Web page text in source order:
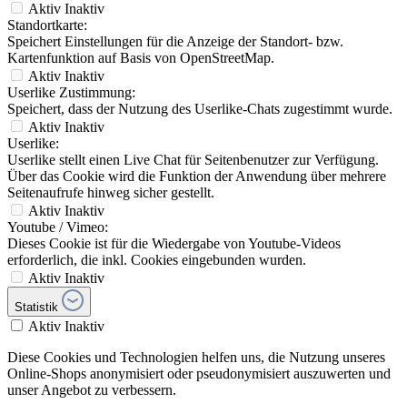
Aktiv Inaktiv
Standortkarte:
Speichert Einstellungen für die Anzeige der Standort- bzw.
Kartenfunktion auf Basis von OpenStreetMap.
Aktiv Inaktiv
Userlike Zustimmung:
Speichert, dass der Nutzung des Userlike-Chats zugestimmt wurde.
Aktiv Inaktiv
Userlike:
Userlike stellt einen Live Chat für Seitenbenutzer zur Verfügung.
Über das Cookie wird die Funktion der Anwendung über mehrere
Seitenaufrufe hinweg sicher gestellt.
Aktiv Inaktiv
Youtube / Vimeo:
Dieses Cookie ist für die Wiedergabe von Youtube-Videos
erforderlich, die inkl. Cookies eingebunden wurden.
Aktiv Inaktiv
Statistik
Aktiv Inaktiv
Diese Cookies und Technologien helfen uns, die Nutzung unseres
Online-Shops anonymisiert oder pseudonymisiert auszuwerten und
unser Angebot zu verbessern.